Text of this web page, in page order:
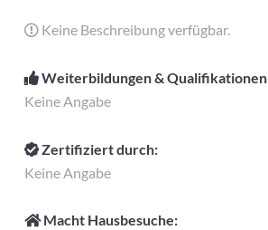
Keine Beschreibung verfügbar.
Weiterbildungen & Qualifikationen
Keine Angabe
Zertifiziert durch:
Keine Angabe
Macht Hausbesuche: